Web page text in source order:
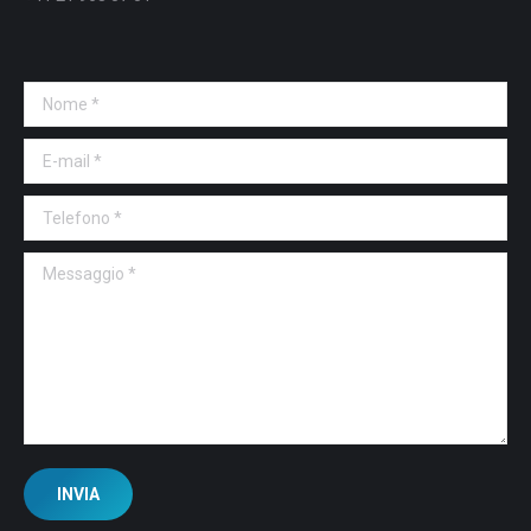
Nome *
E-mail *
Telefono *
Messaggio *
INVIA